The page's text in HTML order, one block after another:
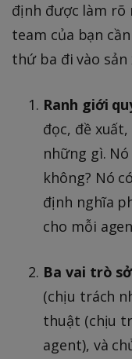
định được làm rõ
team của bạn
thứ ba đi vào sản
Ranh giới
đọc, đề
những gì.
không? Nó
định nghĩa
cho mỗi
Ba vai trò
(chịu trách
thuật (chịu
agent), và